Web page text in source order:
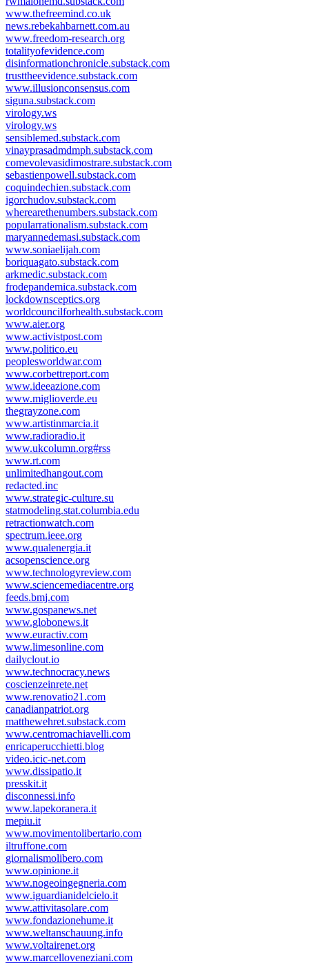
www.thefreemind.co.uk
news.rebekahbarnett.com.au
www.freedom-research.org
totalityofevidence.com
disinformationchronicle.substack.com
trusttheevidence.substack.com
www.illusionconsensus.com
siguna.substack.com
virology.ws
virology.ws
sensiblemed.substack.com
vinayprasadmdmph.substack.com
comevolevasidimostrare.substack.com
sebastienpowell.substack.com
coquindechien.substack.com
igorchudov.substack.com
wherearethenumbers.substack.com
popularrationalism.substack.com
maryannedemasi.substack.com
www.soniaelijah.com
boriquagato.substack.com
arkmedic.substack.com
frodepandemica.substack.com
lockdownsceptics.org
worldcouncilforhealth.substack.com
www.aier.org
www.activistpost.com
www.politico.eu
peoplesworldwar.com
www.corbettreport.com
www.ideeazione.com
www.miglioverde.eu
thegrayzone.com
www.artistinmarcia.it
www.radioradio.it
www.ukcolumn.org#rss
www.rt.com
unlimitedhangout.com
redacted.inc
www.strategic-culture.su
statmodeling.stat.columbia.edu
retractionwatch.com
spectrum.ieee.org
www.qualenergia.it
acsopenscience.org
www.technologyreview.com
www.sciencemediacentre.org
feeds.bmj.com
www.gospanews.net
www.globonews.it
www.euractiv.com
www.limesonline.com
dailyclout.io
www.technocracy.news
coscienzeinrete.net
www.renovatio21.com
canadianpatriot.org
matthewehret.substack.com
www.centromachiavelli.com
enricaperucchietti.blog
video.icic-net.com
www.dissipatio.it
presskit.it
disconnessi.info
www.lapekoranera.it
mepiu.it
www.movimentolibertario.com
iltruffone.com
giornalismolibero.com
www.opinione.it
www.nogeoingegneria.com
www.iguardianidelcielo.it
www.attivitasolare.com
www.fondazionehume.it
www.weltanschauung.info
www.voltairenet.org
www.marcelloveneziani.com